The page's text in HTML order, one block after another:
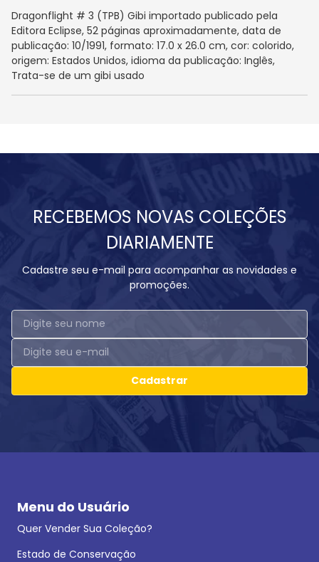
Dragonflight # 3 (TPB) Gibi importado publicado pela
Editora Eclipse, 52 páginas aproximadamente, data de
publicação: 10/1991, formato: 17.0 x 26.0 cm, cor: colorido,
origem: Estados Unidos, idioma da publicação: Inglês,
Trata-se de um gibi usado
RECEBEMOS NOVAS COLEÇÕES
DIARIAMENTE
Cadastre seu e-mail para acompanhar as novidades e
promoções.
Cadastrar
Menu do Usuário
Quer Vender Sua Coleção?
Estado de Conservação